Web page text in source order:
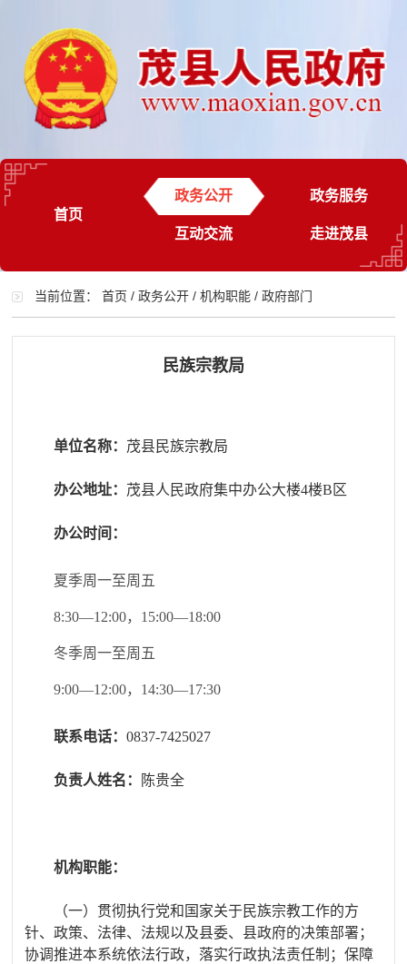
首页
政务公开 政务服务
互动交流 走进茂县
当前位置：首页 /政务公开 /机构职能 /政府部门
民族宗教局
单位名称： 茂县民族宗教局
办公地址： 茂县人民政府集中办公大楼4楼B区
办公时间：
夏季周一至周五
8:30—12:00，15:00—18:00
冬季周一至周五
9:00—12:00，14:30—17:30
联系电话：0837-7425027
负责人姓名： 陈贵全
机构职能：
（一）贯彻执行党和国家关于民族宗教工作的方
针、政策、法律、法规以及县委、县政府的决策部署；
协调推进本系统依法行政，落实行政执法责任制；保障